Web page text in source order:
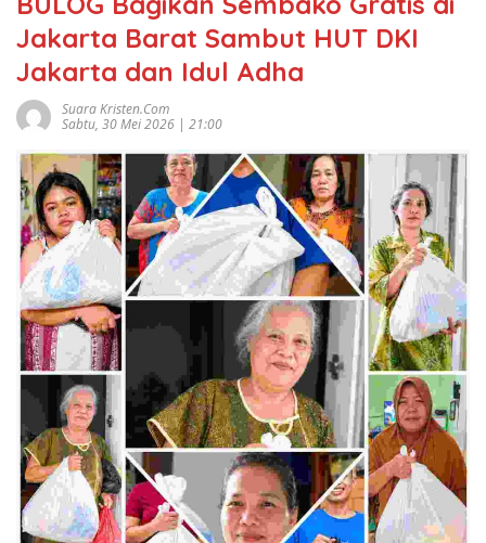
Jakarta Barat Sambut HUT DKI
Jakarta dan Idul Adha
Suara Kristen.com
Sabtu, 30 Mei 2026 | 21:00